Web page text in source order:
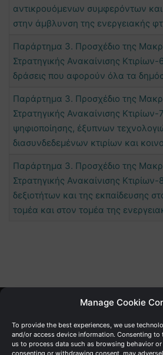
Manage Cookie
To provide the best experiences, we use
and/or access device information. Consenting
us to process data such as browsing behavior
consenting or withdrawing consent, may
αντικρουόμενων συμφερόντων
στην άμβλυνση της ενεργειακής
Παράρτημα 3. Προσχέδιο της
Στρατηγικής Ανακαίνισης Κτιρίων-
δράσεις που αφορούν όλα τα
Παράρτημα 3. Προσχέδιο της
Στρατηγικής Ανακαίνισης
ψηφιοποίησης, έξυπνων
διασυνδεδεμένων κτιρίων και
Παράρτημα 3. Προσχέδιο της
Στρατηγικής Ανακαίνισης
δεξιοτήτων και της εκπαίδευσης
τομέα και στον τομέα της
Γενική Διεύθυνση Ανάπτυξης
Υπουργείο Οικονομικών |